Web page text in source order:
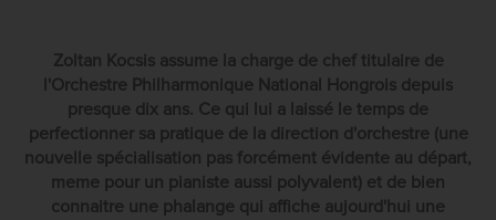
Zoltan Kocsis assume la charge de chef titulaire de
l'Orchestre Philharmonique National Hongrois depuis
presque dix ans. Ce qui lui a laissé le temps de
perfectionner sa pratique de la direction d'orchestre (une
nouvelle spécialisation pas forcément évidente au départ,
meme pour un pianiste aussi polyvalent) et de bien
connaitre une phalange qui affiche aujourd'hui une